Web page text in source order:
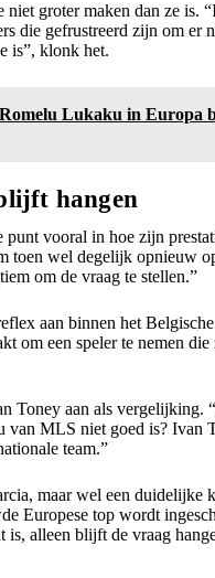
groter maken dan ze is.
die gefrustreerd zijn om er
is”, klonk het.
Lukaku in Europa
hangen
punt vooral in hoe zijn
toen wel degelijk opnieuw
om de vraag te stellen.”
aan binnen het
om een speler te nemen
Toney aan als vergelijking.
van MLS niet goed is? Ivan
team.”
maar wel een duidelijke
Europese top wordt
alleen blijft de vraag